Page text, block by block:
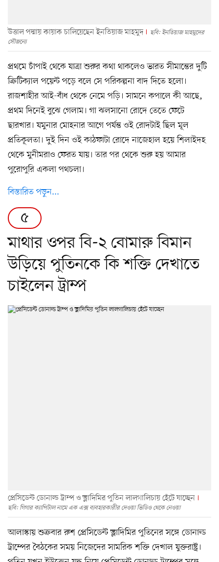
উত্তাল পদ্মায় কায়াক চালিয়েছেন ইনতিয়াজ মাহমুদ
ছবি: ইনতিয়াজ মাহমুদের
সৌজন্যে
প্রথমে চাঁপাই থেকে যাত্রা শুরুর কথা থাকলেও ভারত সীমান্তের দুটি
ক্রিটিক্যাল পয়েন্ট পড়ে বলে সে পরিকল্পনা বাদ দিতে হলো।
রাজশাহীর আই-বাঁধ থেকে নেমে পড়ি। সামনে কপালে কী আছে,
প্রথম দিনেই বুঝে গেলাম। গা ঝলসানো রোদে তেতে ফেটে
ছারখার। যমুনার মোহনার আগে পর্যন্ত ওই রোদটাই ছিল মূল
প্রতিকূলতা। দুই দিন ওই কাঠফাটা রোদে নাজেহাল হয়ে শিলাইদহ
থেকে মুনীমরাও ফেরত যায়। তার পর থেকে শুরু হয় আমার
পুরোপুরি একলা পথচলা।
বিস্তারিত পড়ুন...
৫
মাথার ওপর বি-২ বোমারু বিমান
উড়িয়ে পুতিনকে কি শক্তি দেখাতে
চাইলেন ট্রাম্প
প্রেসিডেন্ট ডোনাল্ড ট্রাম্প ও ভ্লাদিমির পুতিন লালগালিচায় হেঁটে যাচ্ছেন
ছবি: গিগার ক্যাপিটাল নামে এক এক্স ব্যবহারকারীর দেওয়া ভিডিও থেকে নেওয়া
আলাস্কায় শুক্রবার রুশ প্রেসিডেন্ট ভ্লাদিমির পুতিনের সঙ্গে ডোনাল্ড
ট্রাম্পের বৈঠকের সময় নিজেদের সামরিক শক্তি দেখাল যুক্তরাষ্ট্র।